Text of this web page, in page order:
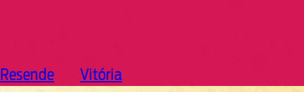
Resende Vitória